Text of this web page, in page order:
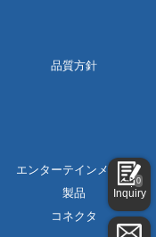
0
Inquiry
品質方針
エンターテインメント
製品
コネクタ